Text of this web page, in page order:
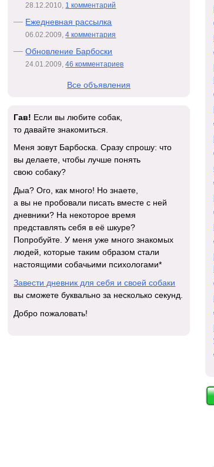
28.12.2010, 1 комментарий
Ежедневная рассылка
06.02.2009,4 комментария
Обновление Барбоски
24.01.2009,46 комментариев
Все объявления
Гав! Если вы любите собак,
то давайте знакомиться.
Меня зовут Барбоска. Сразу спрошу: что
вы делаете, чтобы лучше понять
свою собаку?
Дыа? Ого, как много! Но знаете,
а вы не пробовали писать вместе с ней
дневники? На некоторое время
представлять себя в её шкуре?
Попробуйте. У меня уже много знакомых
людей, которые таким образом стали
настоящими собачьими психологами*
Завести дневник для себя и своей собаки
вы сможете буквально за несколько секунд.
Добро пожаловать!